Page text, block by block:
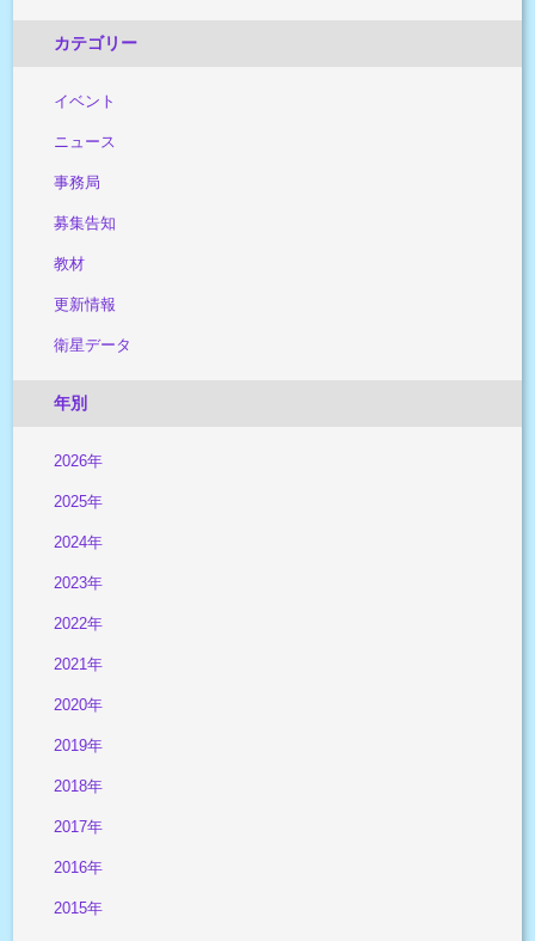
カテゴリー
イベント
ニュース
事務局
募集告知
教材
更新情報
衛星データ
年別
2026年
2025年
2024年
2023年
2022年
2021年
2020年
2019年
2018年
2017年
2016年
2015年